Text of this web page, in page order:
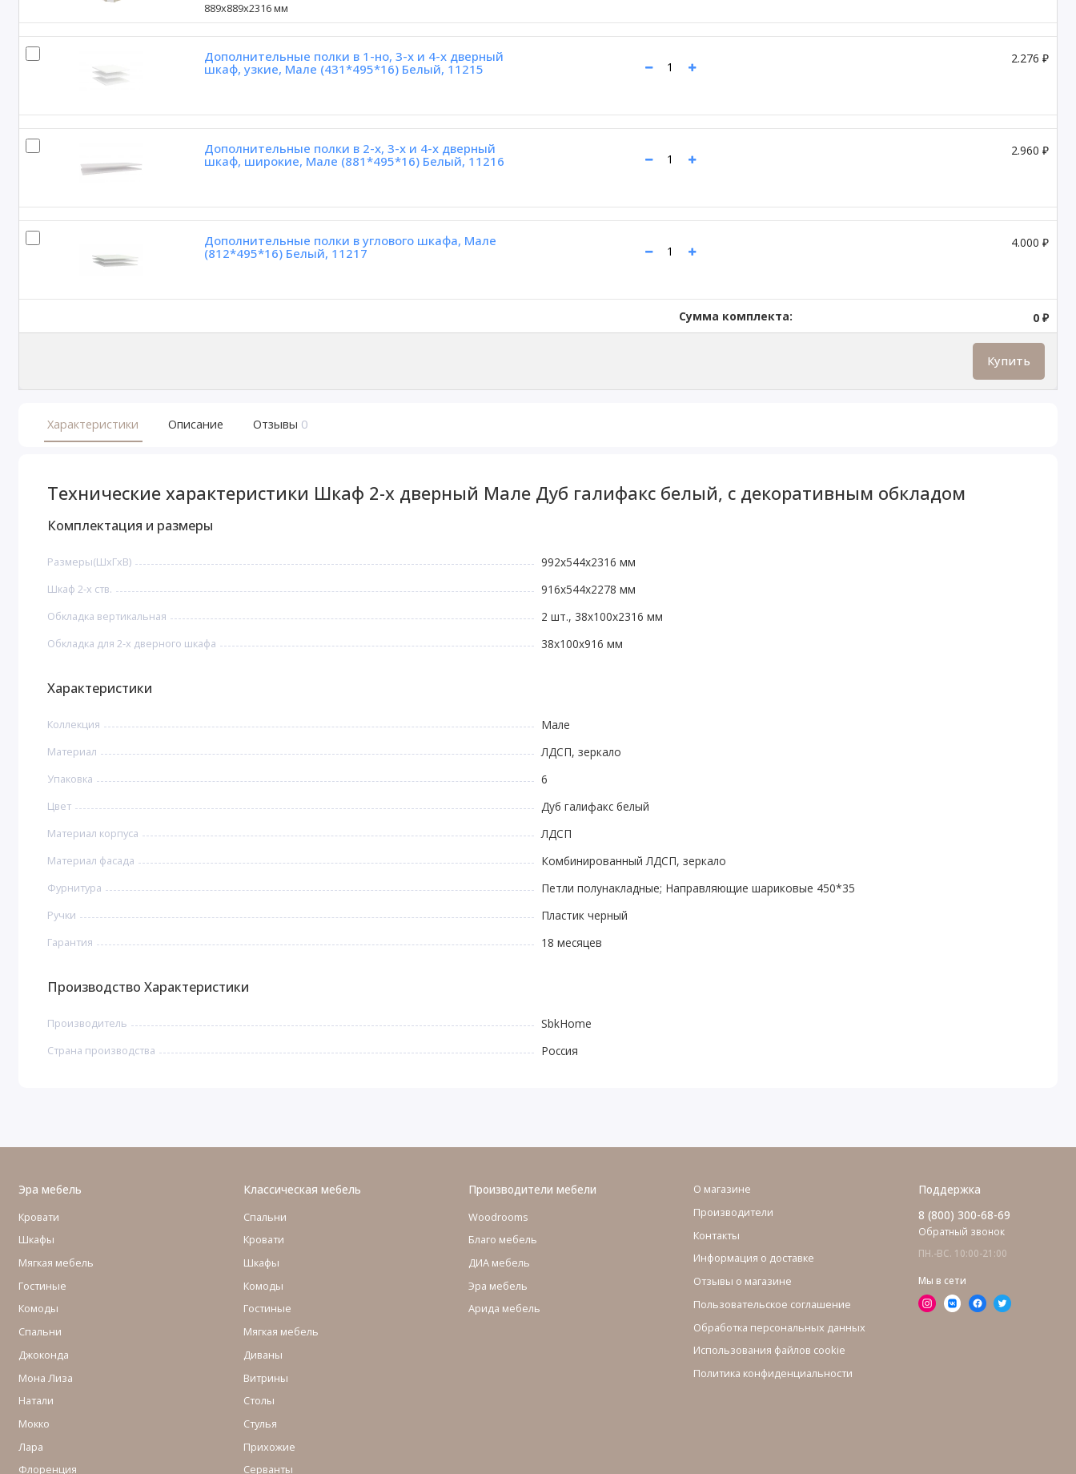
889х889х2316 мм
Дополнительные полки в 1-но, 3-х и 4-х дверный
шкаф, узкие, Мале (431*495*16) Белый, 11215
2.276 ₽
Дополнительные полки в 2-х, 3-х и 4-х дверный
шкаф, широкие, Мале (881*495*16) Белый, 11216
2.960 ₽
Дополнительные полки в углового шкафа, Мале
(812*495*16) Белый, 11217
4.000 ₽
Сумма комплекта: 0 ₽
Купить
Характеристики Описание Отзывы 0
Технические характеристики Шкаф 2-х дверный Мале Дуб галифакс белый, с декоративным обкладом
Комплектация и размеры
Размеры(ШxГxВ) 992х544х2316 мм
Шкаф 2-х ств. 916х544х2278 мм
Обкладка вертикальная 2 шт., 38х100х2316 мм
Обкладка для 2-х дверного шкафа 38х100х916 мм
Характеристики
Коллекция Мале
Материал ЛДСП, зеркало
Упаковка 6
Цвет Дуб галифакс белый
Материал корпуса ЛДСП
Материал фасада Комбинированный ЛДСП, зеркало
Фурнитура Петли полунакладные; Направляющие шариковые 450*35
Ручки Пластик черный
Гарантия 18 месяцев
Производство Характеристики
Производитель SbkHome
Страна производства Россия
Эра мебель
Кровати
Шкафы
Мягкая мебель
Гостиные
Комоды
Cпальни
Джоконда
Мона Лиза
Натали
Мокко
Лара
Флоренция
Классическая мебель
Спальни
Кровати
Шкафы
Комоды
Гостиные
Мягкая мебель
Диваны
Витрины
Столы
Стулья
Прихожие
Серванты
Производители мебели
Woodrooms
Благо мебель
ДИА мебель
Эра мебель
Арида мебель
О магазине
Производители
Контакты
Информация о доставке
Отзывы о магазине
Пользовательское соглашение
Обработка персональных данных
Использования файлов cookie
Политика конфиденциальности
Поддержка
8 (800) 300-68-69
Обратный звонок
ПН.-ВС. 10:00-21:00
Мы в сети